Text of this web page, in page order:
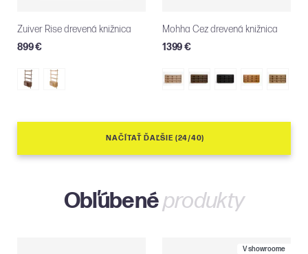
Zuiver Rise drevená knižnica
899 €
Mohha Cez drevená knižnica
1399 €
NAČÍTAŤ ĎAĽŠIE (24/40)
Obľúbenéprodukty
V showroome